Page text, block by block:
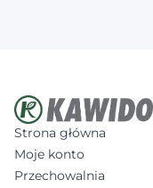
Strona główna
Moje konto
Przechowalnia